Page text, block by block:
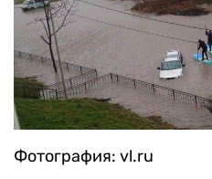
Фотография: vl.ru